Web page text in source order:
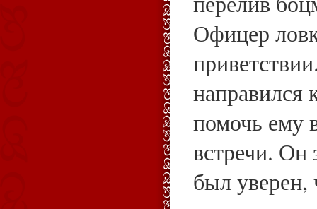
Офицер
направился
помочь ему
встречи. Он
был уверен,